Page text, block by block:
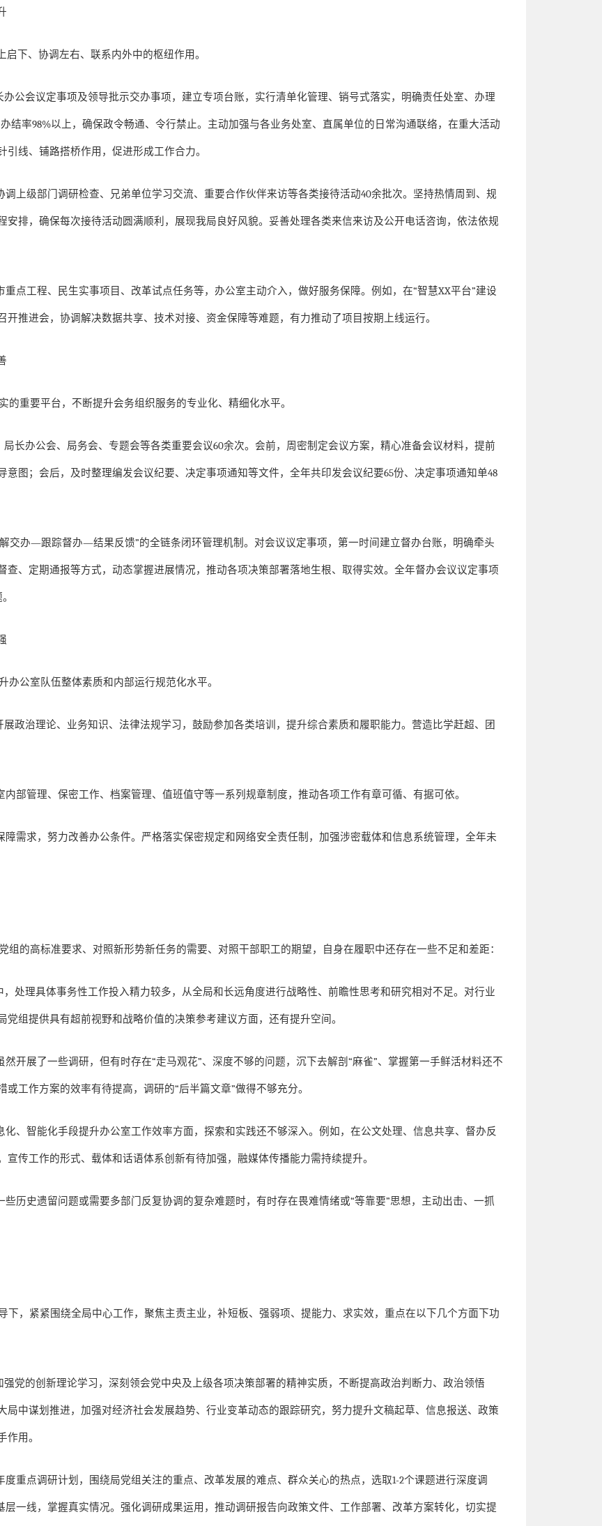
启下、协调左右、联系内外中的枢纽作用。
公会议定事项及领导批示交办事项，建立专项台账，实行清单化管理、销号式落实，明确责任处室、办理
结率98%以上，确保政令畅通、令行禁止。主动加强与各业务处室、直属单位的日常沟通联络，在重大活动
线、铺路搭桥作用，促进形成工作合力。
上级部门调研检查、兄弟单位学习交流、重要合作伙伴来访等各类接待活动40余批次。坚持热情周到、规
安排，确保每次接待活动圆满顺利，展现我局良好风貌。妥善处理各类来信来访及公开电话咨询，依法依规
点工程、民生实事项目、改革试点任务等，办公室主动介入，做好服务保障。例如，在“智慧XX平台”建设
推进会，协调解决数据共享、技术对接、资金保障等难题，有力推动了项目按期上线运行。
的重要平台，不断提升会务组织服务的专业化、精细化水平。
长办公会、局务会、专题会等各类重要会议60余次。会前，周密制定会议方案，精心准备会议材料，提前
意图；会后，及时整理编发会议纪要、决定事项通知等文件，全年共印发会议纪要65份、决定事项通知单48
交办—跟踪督办—结果反馈”的全链条闭环管理机制。对会议议定事项，第一时间建立督办台账，明确牵头
、定期通报等方式，动态掌握进展情况，推动各项决策部署落地生根、取得实效。全年督办会议议定事项
公室队伍整体素质和内部运行规范化水平。
政治理论、业务知识、法律法规学习，鼓励参加各类培训，提升综合素质和履职能力。营造比学赶超、团
部管理、保密工作、档案管理、值班值守等一系列规章制度，推动各项工作有章可循、有据可依。
需求，努力改善办公条件。严格落实保密规定和网络安全责任制，加强涉密载体和信息系统管理，全年未
组的高标准要求、对照新形势新任务的需要、对照干部职工的期望，自身在履职中还存在一些不足和差距：
处理具体事务性工作投入精力较多，从全局和长远角度进行战略性、前瞻性思考和研究相对不足。对行业
组提供具有超前视野和战略价值的决策参考建议方面，还有提升空间。
然开展了一些调研，但有时存在“走马观花”、深度不够的问题，沉下去解剖“麻雀”、掌握第一手鲜活材料还不
或工作方案的效率有待提高，调研的“后半篇文章”做得不够充分。
、智能化手段提升办公室工作效率方面，探索和实践还不够深入。例如，在公文处理、信息共享、督办反
传工作的形式、载体和话语体系创新有待加强，融媒体传播能力需持续提升。
历史遗留问题或需要多部门反复协调的复杂难题时，有时存在畏难情绪或“等靠要”思想，主动出击、一抓
下，紧紧围绕全局中心工作，聚焦主责主业，补短板、强弱项、提能力、求实效，重点在以下几个方面下功
党的创新理论学习，深刻领会党中央及上级各项决策部署的精神实质，不断提高政治判断力、政治领悟
局中谋划推进，加强对经济社会发展趋势、行业变革动态的跟踪研究，努力提升文稿起草、信息报送、政策
作用。
重点调研计划，围绕局党组关注的重点、改革发展的难点、群众关心的热点，选取1-2个课题进行深度调
层一线，掌握真实情况。强化调研成果运用，推动调研报告向政策文件、工作部署、改革方案转化，切实提